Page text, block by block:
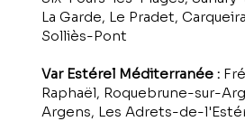
La Garde, Le Pradet,
Solliès-Pont
Var Estérel Méditerranée :
Raphaël, Roquebrune-sur-
Argens, Les Adrets-de-